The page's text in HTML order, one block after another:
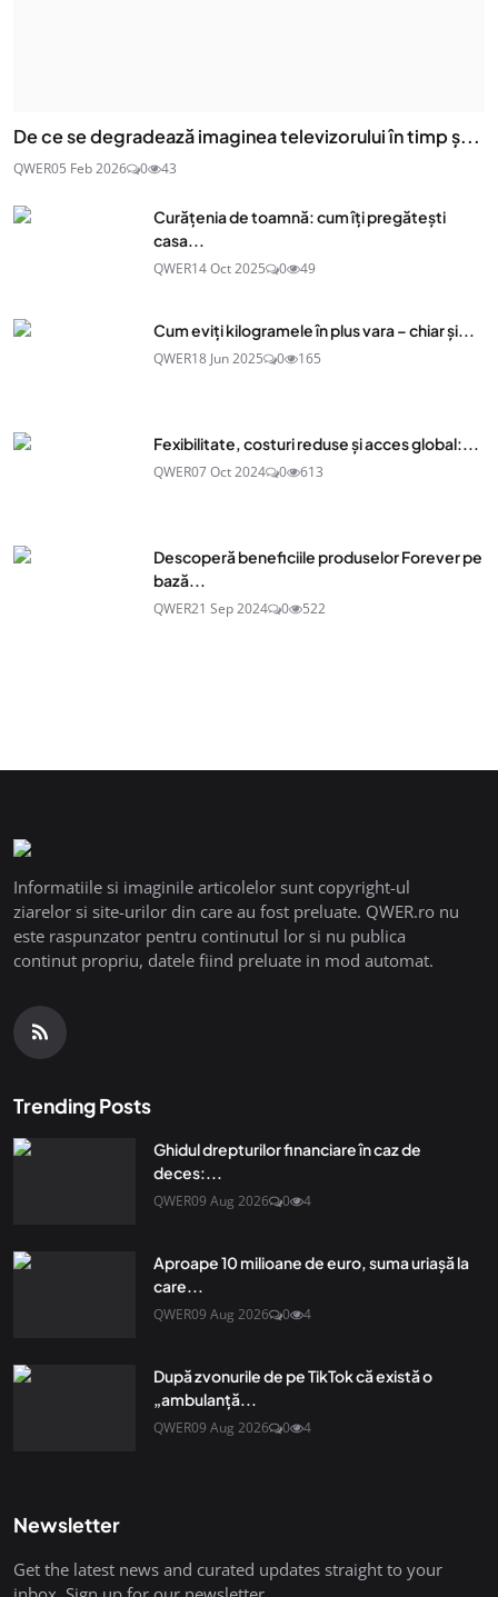
De ce se degradează imaginea televizorului în timp ș...
QWER05 Feb 2026 0 43
Curățenia de toamnă: cum îți pregătești
casa...
QWER14 Oct 2025 0 49
Cum eviți kilogramele în plus vara – chiar și...
QWER18 Jun 2025 0 165
Fexibilitate, costuri reduse și acces global:...
QWER07 Oct 2024 0 613
Descoperă beneficiile produselor Forever pe
bază...
QWER21 Sep 2024 0 522
Informatiile si imaginile articolelor sunt copyright-ul
ziarelor si site-urilor din care au fost preluate. QWER.ro nu
este raspunzator pentru continutul lor si nu publica
continut propriu, datele fiind preluate in mod automat.
Trending Posts
Ghidul drepturilor financiare în caz de
deces:...
QWER09 Aug 2026 0 4
Aproape 10 milioane de euro, suma uriașă la
care...
QWER09 Aug 2026 0 4
După zvonurile de pe TikTok că există o
„ambulanță...
QWER09 Aug 2026 0 4
Newsletter
Get the latest news and curated updates straight to your